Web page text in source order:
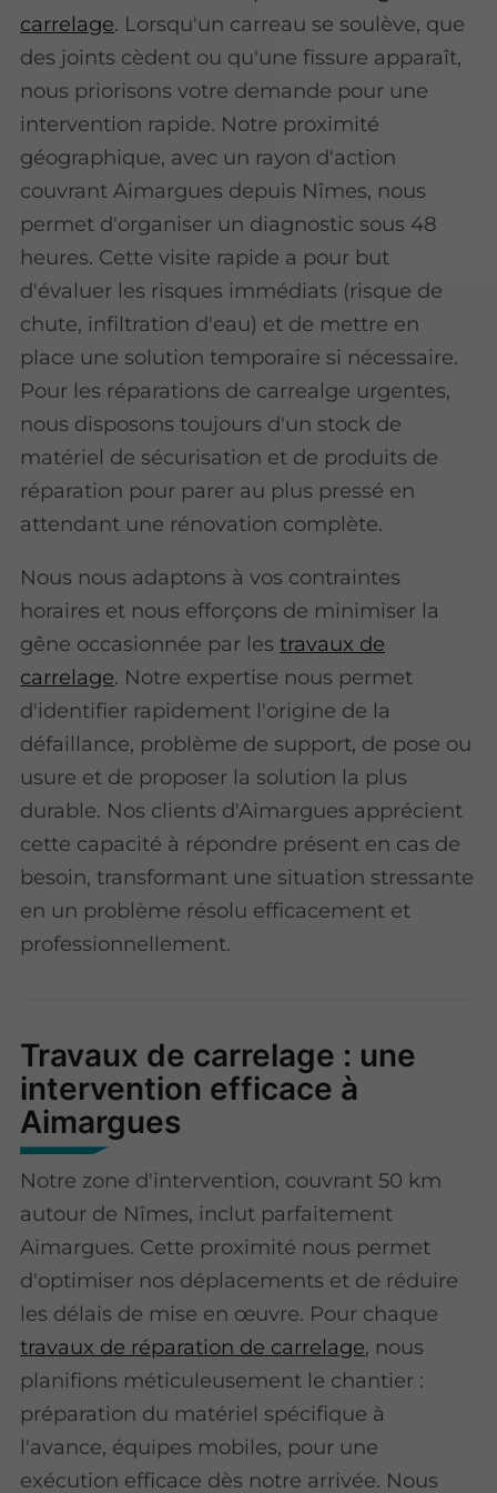
carrelage. Lorsqu'un carreau se soulève, que
des joints cèdent ou qu'une fissure apparaît,
nous priorisons votre demande pour une
intervention rapide. Notre proximité
géographique, avec un rayon d'action
couvrant Aimargues depuis Nîmes, nous
permet d'organiser un diagnostic sous 48
heures. Cette visite rapide a pour but
d'évaluer les risques immédiats (risque de
chute, infiltration d'eau) et de mettre en
place une solution temporaire si nécessaire.
Pour les réparations de carrealge urgentes,
nous disposons toujours d'un stock de
matériel de sécurisation et de produits de
réparation pour parer au plus pressé en
attendant une rénovation complète.
Nous nous adaptons à vos contraintes
horaires et nous efforçons de minimiser la
gêne occasionnée par lestravaux de
carrelage. Notre expertise nous permet
d'identifier rapidement l'origine de la
défaillance, problème de support, de pose ou
usure et de proposer la solution la plus
durable. Nos clients d'Aimargues apprécient
cette capacité à répondre présent en cas de
besoin, transformant une situation stressante
en un problème résolu efficacement et
professionnellement.
Travaux de carrelage : une
intervention efficace à
Aimargues
Notre zone d'intervention, couvrant 50 km
autour de Nîmes, inclut parfaitement
Aimargues. Cette proximité nous permet
d'optimiser nos déplacements et de réduire
les délais de mise en œuvre. Pour chaque
travaux de réparation de carrelage, nous
planifions méticuleusement le chantier :
préparation du matériel spécifique à
l'avance, équipes mobiles, pour une
exécution efficace dès notre arrivée. Nous